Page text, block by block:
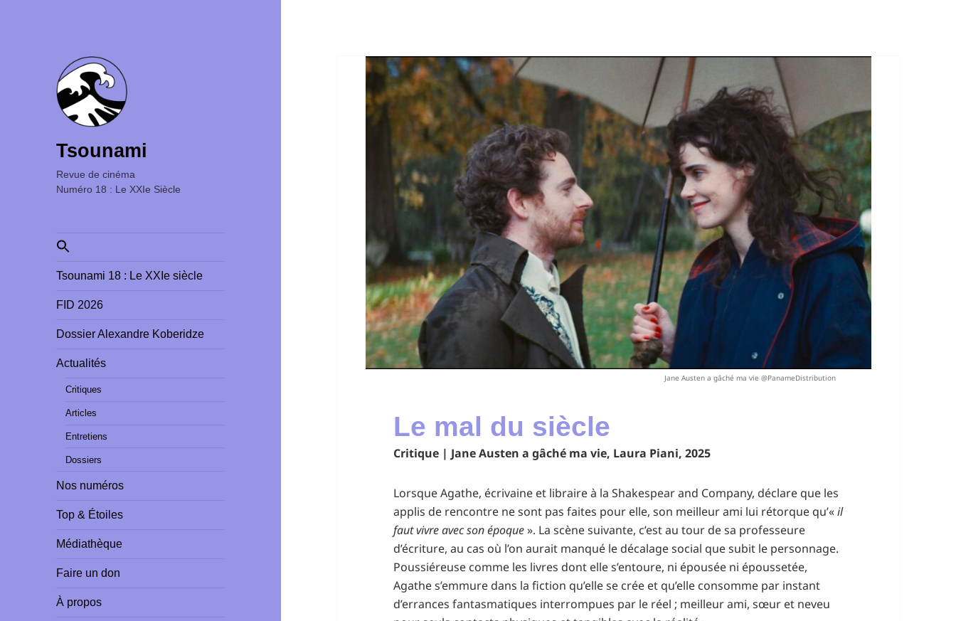
Tsounami
Revue de cinéma ‎ ‎ ‎ ‎ ‎ ‎ ‎ ‎ ‎ ‎ ‎ ‎ ‎ ‎ ‎ ‎ ‎ ‎ ‎ ‎ ‎ ‎ ‎ ‎ ‎ ‎
Numéro 18 : Le XXIe Siècle
Search
for:
Tsounami 18 : Le XXIe siècle
FID 2026
Dossier Alexandre Koberidze
Actualités
Critiques
Articles
Entretiens
Dossiers
Nos numéros
Top & Étoiles
Médiathèque
Faire un don
À propos
Jane Austen a gâché ma vie @PanameDistribution
Le mal du siècle
Critique | Jane Austen a gâché ma vie, Laura Piani, 2025
Lorsque Agathe, écrivaine et libraire à la Shakespear and Company, déclare que les
applis de rencontre ne sont pas faites pour elle, son meilleur ami lui rétorque qu’«il
faut vivre avec son époque». La scène suivante, c’est au tour de sa professeure
d’écriture, au cas où l’on aurait manqué le décalage social que subit le personnage.
Poussiéreuse comme les livres dont elle s’entoure, ni épousée ni époussetée,
Agathe s’emmure dans la fiction qu’elle se crée et qu’elle consomme par instant
d’errances fantasmatiques interrompues par le réel ; meilleur ami, sœur et neveu